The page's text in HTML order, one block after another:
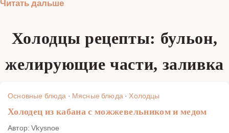
Блог
хвост, крылья/лапки птицы), выдержать мягкое кипение и
«Холодцы рецепты» вы найдёте рабочие пропорции воды
к костям и мясу, технику бланширования для чистого вкуса
и ясного бульона, способы осветления, советы по
добавлению желатина при необходимости, варианты для
сборку форм, чесночный акцент, охлаждение, хранение и
аккуратную подачу с хреном, горчицей и маринадами.
Читать дальше
Холодцы рецепты: бульон,
желирующие части, заливка
Основные блюда · Мясные блюда·Холодцы
Холодец из кабана с можжевельником и медом
Автор: Vkysnoe